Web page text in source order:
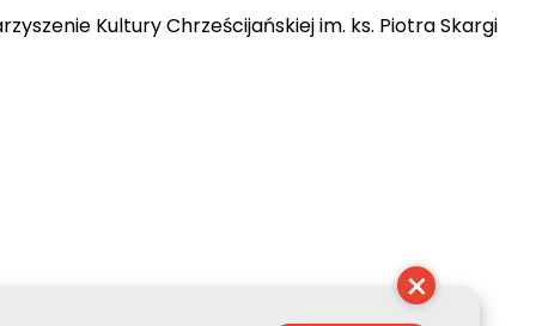
Kultury Chrześcijańskiej im. ks. Piotra Skargi
×